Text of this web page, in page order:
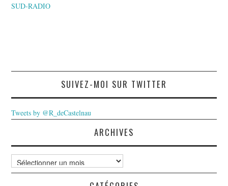
SUD-RADIO
SUIVEZ-MOI SUR TWITTER
Tweets by @R_deCastelnau
ARCHIVES
Archives